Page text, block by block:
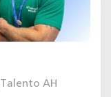
Talento AH